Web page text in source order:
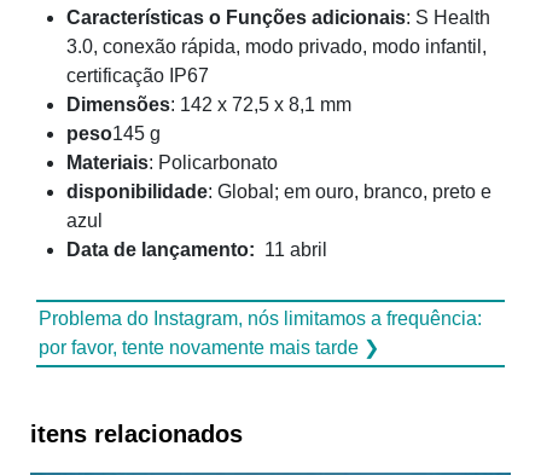
Características o Funções adicionais: S Health
3.0, conexão rápida, modo privado, modo infantil,
certificação IP67
Dimensões: 142 x 72,5 x 8,1 mm
peso145 g
Materiais: Policarbonato
disponibilidade: Global; em ouro, branco, preto e
azul
Data de lançamento: 11 abril
Problema do Instagram, nós limitamos a frequência:
por favor, tente novamente mais tarde ❯
itens relacionados